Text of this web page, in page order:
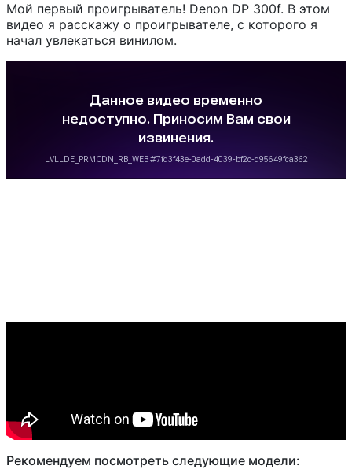
Мой первый проигрыватель! Denon DP 300f. В этом
видео я расскажу о проигрывателе, с которого я
начал увлекаться винилом.
Рекомендуем посмотреть следующие модели: